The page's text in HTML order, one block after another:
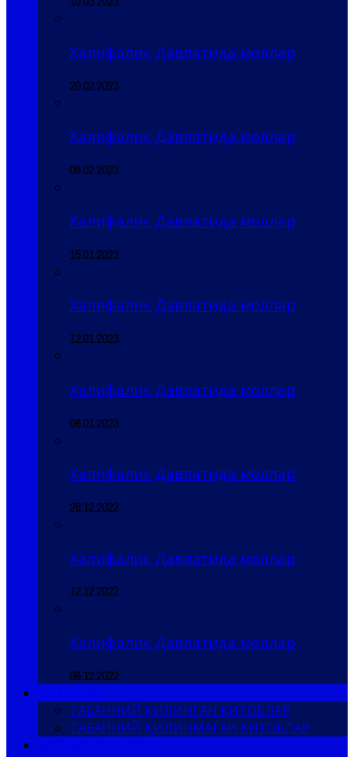
Халифалик Давлатида моллар
20.02.2023
Халифалик Давлатида моллар
06.02.2023
Халифалик Давлатида моллар
15.01.2023
Халифалик Давлатида моллар
12.01.2023
Халифалик Давлатида моллар
06.01.2023
Халифалик Давлатида моллар
28.12.2022
Халифалик Давлатида моллар
12.12.2022
Халифалик Давлатида моллар
06.12.2022
ТАБАННИЙ ҚИЛИНГАН КИТОБЛАР
ТАБАННИЙ ҚИЛИНМАГАН КИТОБЛАР